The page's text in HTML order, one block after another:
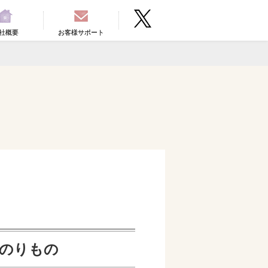
概要 お客様サポート
りもの